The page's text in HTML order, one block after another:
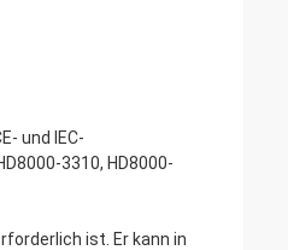
und IEC-
3310, HD8000-
ist. Er kann in